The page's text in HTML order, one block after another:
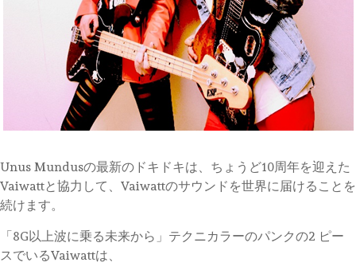
Unus Mundusの最新のドキドキは、ちょうど10周年を迎えた
Vaiwattと協力して、Vaiwattのサウンドを世界に届けることを
続けます。
「8G以上波に乗る未来から」テクニカラーのパンクの2 ピー
スでいるVaiwattは、